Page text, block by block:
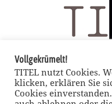
Vollgekrümelt!
TITEL nutzt Cookies.
klicken, erklären Sie
Cookies